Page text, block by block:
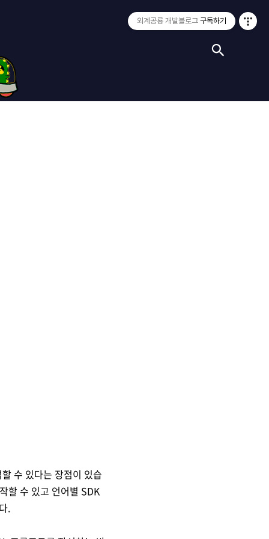
수 있다는 장점이 있습
할 수 있고 언어별 SDK
.
외계공룡 개발블로그 구독하기